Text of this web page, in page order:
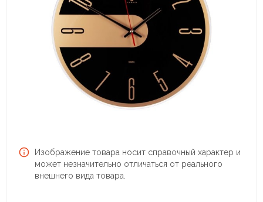
Изображение товара носит справочный характер и
может незначительно отличаться от реального
внешнего вида товара.